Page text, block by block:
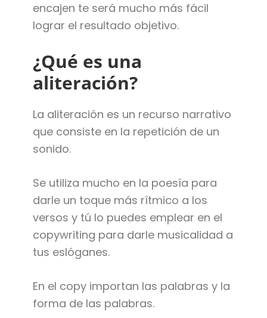
encajen te será mucho más fácil
lograr el resultado objetivo.
¿Qué es una
aliteración?
La aliteración es un recurso narrativo
que consiste en la repetición de un
sonido.
Se utiliza mucho en la poesía para
darle un toque más rítmico a los
versos y tú lo puedes emplear en el
copywriting para darle musicalidad a
tus eslóganes.
En el copy importan las palabras y la
forma de las palabras.